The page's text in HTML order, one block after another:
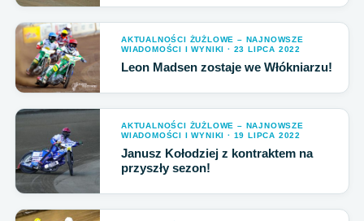
AKTUALNOŚCI ŻUŻLOWE – NAJNOWSZE
WIADOMOŚCI I WYNIKI · 23 LIPCA 2022
Leon Madsen zostaje we Włókniarzu!
AKTUALNOŚCI ŻUŻLOWE – NAJNOWSZE
WIADOMOŚCI I WYNIKI · 19 LIPCA 2022
Janusz Kołodziej z kontraktem na
przyszły sezon!